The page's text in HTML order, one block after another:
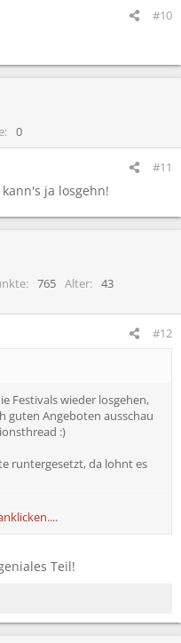
#10
0
#11
ja losgehn!
765 Alter
43
#12
Festivals wieder losgehen,
guten Angeboten ausschau
:)
runtergesetzt, da lohnt es
family-42-
hab bereits ein Wurfzelt
mir fehlt das
wäre es ect praktisch.
Teil!